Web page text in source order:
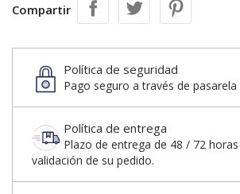
Compartir
Política de seguridad
Pago seguro a través de pasarela
Política de entrega
Plazo de entrega de 48 / 72
validación de su pedido.